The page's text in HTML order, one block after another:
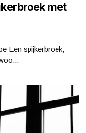
met
Een spijkerbroek,